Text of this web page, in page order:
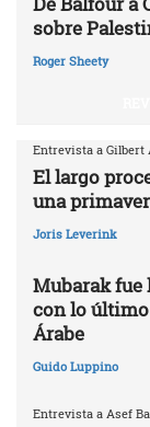
sobre
Roger Sheety
Entrevista a Gilbert
El largo
una
Joris Leverink
Mubarak
con lo último
Árabe
Guido Luppino
Entrevista a Asef